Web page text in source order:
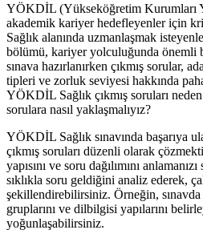
YÖKDİL (Yükseköğretim Kurumları
akademik kariyer hedefleyenler için
Sağlık alanında uzmanlaşmak
bölümü, kariyer yolculuğunda önemli
sınava hazırlanırken çıkmış sorular,
tipleri ve zorluk seviyesi hakkında
YÖKDİL Sağlık çıkmış soruları
sorulara nasıl yaklaşmalıyız?
YÖKDİL Sağlık sınavında başarıya
çıkmış soruları düzenli olarak
yapısını ve soru dağılımını
sıklıkla soru geldiğini analiz ederek,
şekillendirebilirsiniz. Örneğin, sınavda
gruplarını ve dilbilgisi yapılarını
yoğunlaşabilirsiniz.